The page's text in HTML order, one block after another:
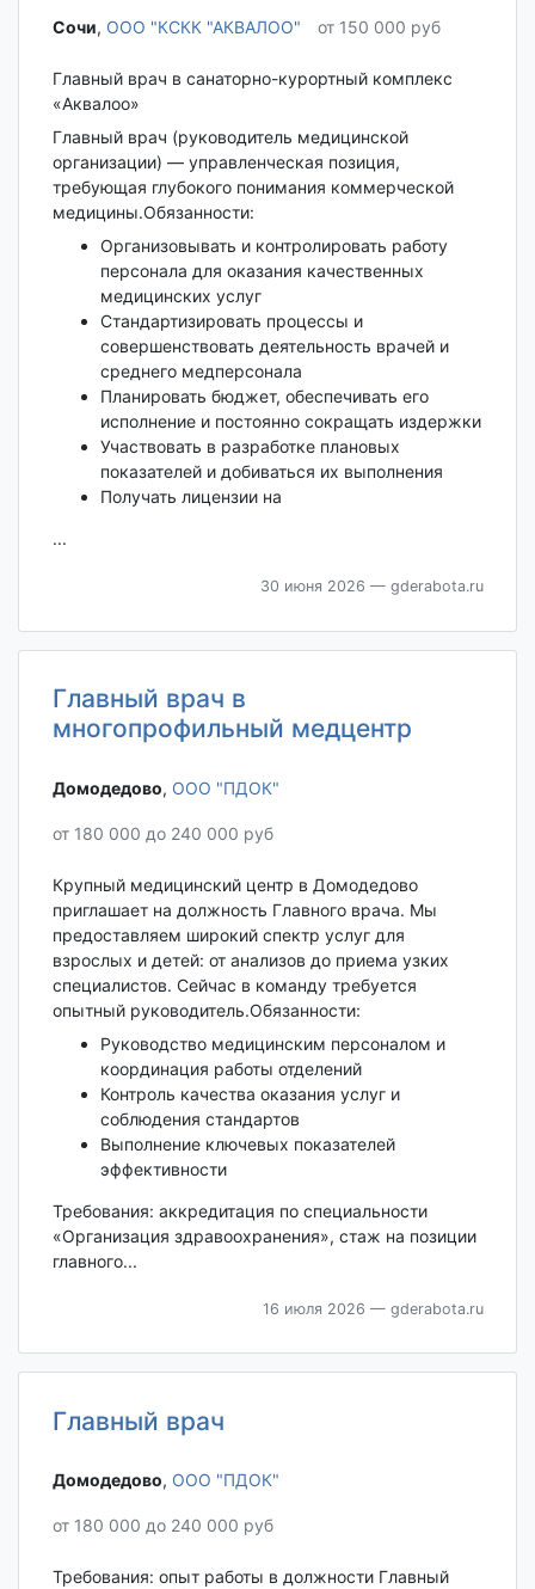
Сочи‎, ООО "КСКК "АКВАЛОО" от 150 000 руб
Главный врач в санаторно-курортный комплекс
«Аквалоо»
Главный врач (руководитель медицинской
организации) — управленческая позиция,
требующая глубокого понимания коммерческой
медицины.Обязанности:
Организовывать и контролировать работу
персонала для оказания качественных
медицинских услуг
Стандартизировать процессы и
совершенствовать деятельность врачей и
среднего медперсонала
Планировать бюджет, обеспечивать его
исполнение и постоянно сокращать издержки
Участвовать в разработке плановых
показателей и добиваться их выполнения
Получать лицензии на
...
30 июня 2026 — gderabota.ru
Главный врач в
многопрофильный медцентр
Домодедово‎, ООО "ПДОК"
от 180 000 до 240 000 руб
Крупный медицинский центр в Домодедово
приглашает на должность Главного врача. Мы
предоставляем широкий спектр услуг для
взрослых и детей: от анализов до приема узких
специалистов. Сейчас в команду требуется
опытный руководитель.Обязанности:
Руководство медицинским персоналом и
координация работы отделений
Контроль качества оказания услуг и
соблюдения стандартов
Выполнение ключевых показателей
эффективности
Требования: аккредитация по специальности
«Организация здравоохранения», стаж на позиции
главного...
16 июля 2026 — gderabota.ru
Главный врач
Домодедово‎, ООО "ПДОК"
от 180 000 до 240 000 руб
Требования: опыт работы в должности Главный